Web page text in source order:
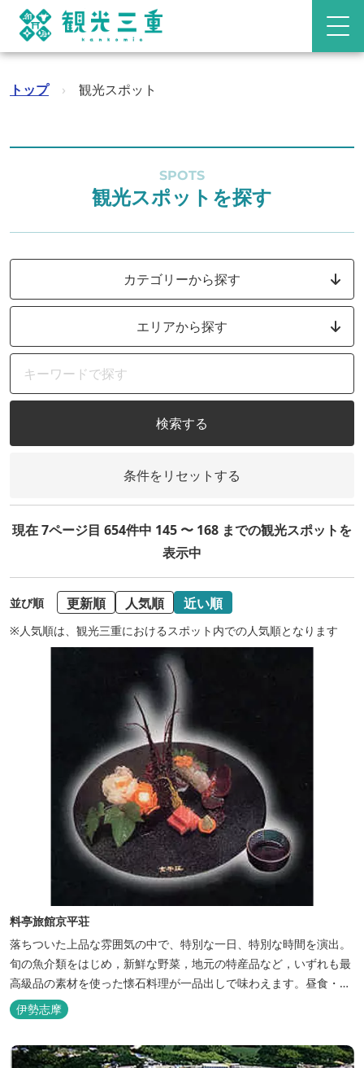
トップ › 観光スポット
SPOTS
観光スポットを探す
カテゴリーから探す
エリアから探す
検索する
条件をリセットする
現在 7ページ目 654件中 145 〜 168 までの観光スポットを
表示中
並び順 更新順 人気順 近い順
※人気順は、観光三重におけるスポット内での人気順となります
料亭旅館京平荘
落ちついた上品な雰囲気の中で、特別な一日、特別な時間を演出。
旬の魚介類をはじめ，新鮮な野菜，地元の特産品など，いずれも最
高級品の素材を使った懐石料理が一品出しで味わえます。昼食・夕
食・宿泊ができます。
伊勢志摩